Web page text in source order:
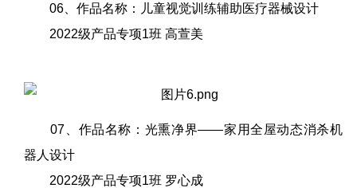
06、作品名称：儿童视觉训练辅助医疗器械设计
2022级产品专项1班 高萱美
07、作品名称：光熏净界——家用全屋动态消杀机
器人设计
2022级产品专项1班 罗心成